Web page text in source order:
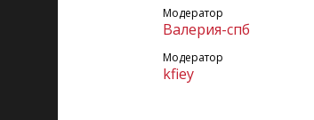
Модератор
Валерия-спб
Модератор
kfiey